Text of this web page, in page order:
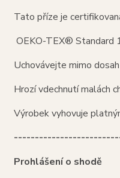
Tato příze je
OEKO-TEX® Standard
Uchovávejte mimo
Hrozí vdechnutí malách
Výrobek vyhovuje
Prohlášení o shodě